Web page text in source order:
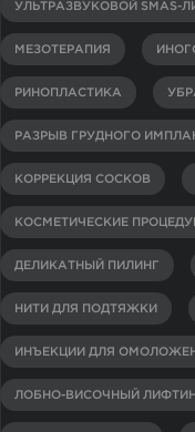
УЛЬТРАЗВУКОВОЙ SMAS-
МЕЗОТЕРАПИЯ
РИНОПЛАСТИКА
РАЗРЫВ ГРУДНОГО
КОРРЕКЦИЯ СОСКОВ
КОСМЕТИЧЕСКИЕ
ДЕЛИКАТНЫЙ ПИЛИНГ
НИТИ ДЛЯ ПОДТЯЖКИ
ИНЪЕКЦИИ ДЛЯ
ЛОБНО-ВИСОЧНЫЙ